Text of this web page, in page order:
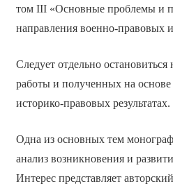
том III «Основные проблемы и
направления военно-правовых
Следует отдельно остановиться
работы и полученных на
историко-правовых результатах.
Одна из основных тем
анализ возникновения и
Интерес представляет